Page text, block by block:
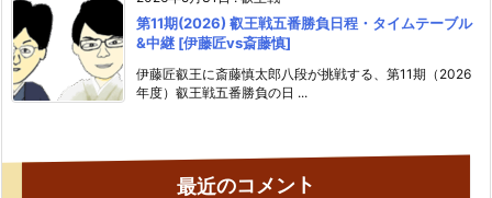
第11期(2026) 叡王戦五番勝負日程・タイムテーブル
&中継 [伊藤匠vs斎藤慎]
伊藤匠叡王に斎藤慎太郎八段が挑戦する、第11期（2026
年度）叡王戦五番勝負の日 ...
最近のコメント